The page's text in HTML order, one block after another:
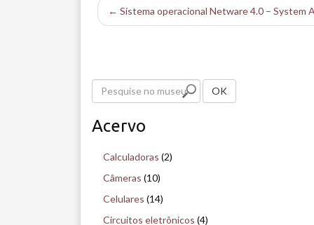
← Sistema operacional Netware 4.0 – System
s
OK
Acervo
Calculadoras (2)
Câmeras (10)
Celulares (14)
Circuitos eletrônicos (4)